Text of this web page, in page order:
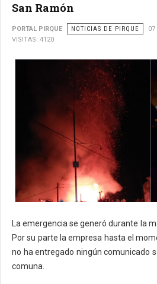
San Ramón
PORTAL PIRQUE NOTICIAS DE PIRQUE
07
VISITAS: 4120
La emergencia se generó durante la
Por su parte la empresa hasta el
no ha entregado ningún comunicado
comuna.